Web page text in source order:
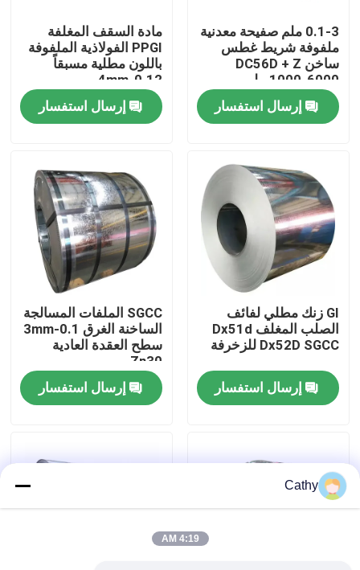
المنزل
حولنا
جولة في المصنع
مراقبة الجودة
أخبار
القضايا
اطلب اقتباس
0.1-3 ملم صفيحة معدنية
ملفوفة شريط غطس
ساخن DC56D + Z
1000-6000 ملم
إرسال استفسار
مادة السقف المغلفة
PPGI الفولاذية الملفوفة
باللون مطلية مسبقاً
0.12-4mm
إرسال استفسار
GI زنك مطلي لفائف
الصلب المغلف Dx51d
Dx52D SGCC للزخرفة
إرسال استفسار
SGCC الملفات المسالجة
الساخنة الغرق 0.1-3mm
سطح العقدة العادية
Zn30
إرسال استفسار
Cathy
4:19 AM